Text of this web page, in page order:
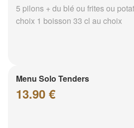
5 pilons + du blé ou frites ou
choix 1 boisson 33 cl au choix
Menu Solo Tenders
13.90 €